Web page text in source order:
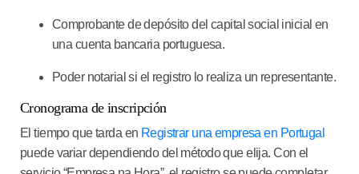
Comprobante de depósito del capital social inicial en
una cuenta bancaria portuguesa.
Poder notarial si el registro lo realiza un representante.
Cronograma de inscripción
El tiempo que tarda en Registrar una empresa en Portugal
puede variar dependiendo del método que elija. Con el